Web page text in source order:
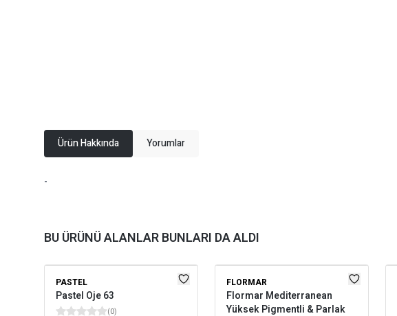
Ürün Hakkında Yorumlar
-
BU ÜRÜNÜ ALANLAR BUNLARI DA ALDI
PASTEL
Pastel Oje 63
(0)
FLORMAR
Flormar Mediterranean
Yüksek Pigmentli & Parlak